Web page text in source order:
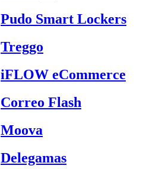
Pudo Smart Lockers
Treggo
iFLOW eCommerce
Correo Flash
Moova
Delegamas